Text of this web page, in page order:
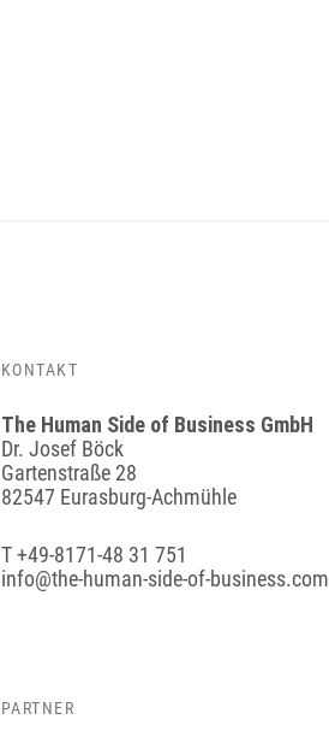
KONTAKT
The Human Side of Business GmbH
Dr. Josef Böck
Gartenstraße 28
82547 Eurasburg-Achmühle
T +49-8171-48 31 751
info@the-human-side-of-business.com
PARTNER